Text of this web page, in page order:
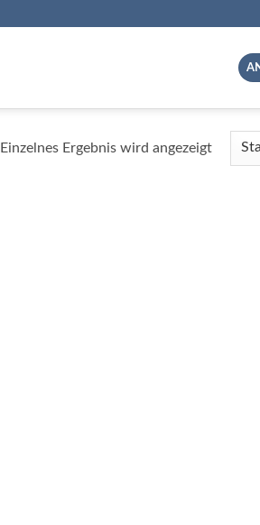
Einzelnes Ergebnis wird angezeigt